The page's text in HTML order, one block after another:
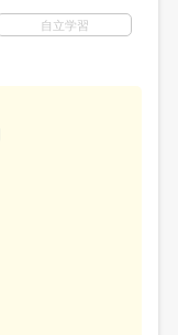
自立学習